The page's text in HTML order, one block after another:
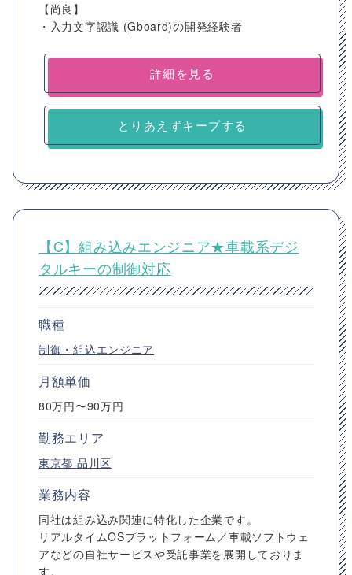
【尚良】
・入力文字認識 (Gboard)の開発経験者
詳細を見る
とりあえずキープする
【C】組み込みエンジニア★車載系デジ
タルキーの制御対応
職種
制御・組込エンジニア
月額単価
80万円〜90万円
勤務エリア
東京都 品川区
業務内容
同社は組み込み関連に特化した企業です。
リアルタイムOSプラットフォーム／車載ソフトウェ
アなどの自社サービスや受託事業を展開しておりま
す。